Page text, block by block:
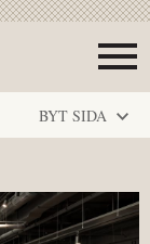
BYT SIDA